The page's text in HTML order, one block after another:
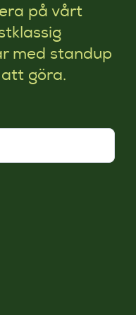
på vårt
med standup
att göra.